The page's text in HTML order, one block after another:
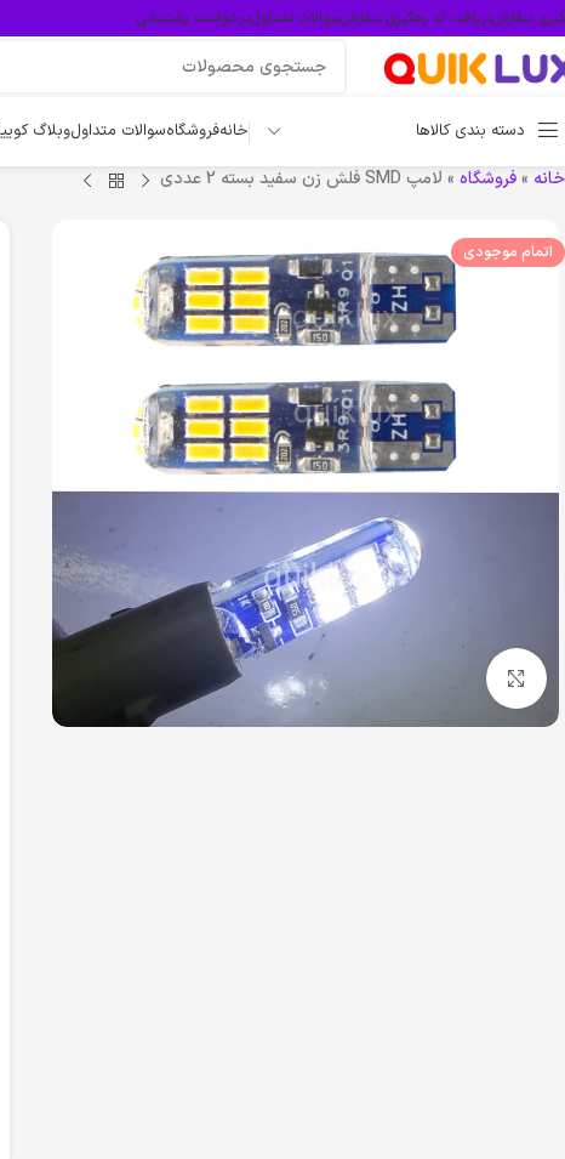
سفارشدریافت کد رهگیری سفارشسوالات متداولدرخواست پشتیبانی
دسته بندی کالاها خانهفروشگاهسوالات متداولوبلاگ
خانه »فروشگاه » لامپ SMD فلش زن سفید بسته 2 عددی
اتمام موجودی